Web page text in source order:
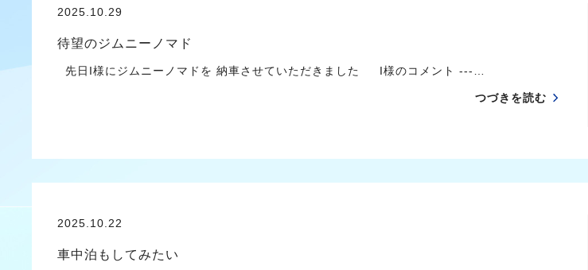
2025.10.29
待望のジムニーノマド
先日I様にジムニーノマドを 納車させていただきました I様のコメント ---…
つづきを読む
2025.10.22
車中泊もしてみたい